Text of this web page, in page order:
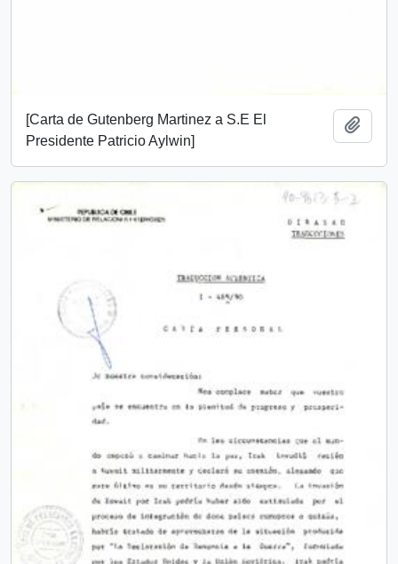
[Carta de Gutenberg Martinez a S.E El
Presidente Patricio Aylwin]